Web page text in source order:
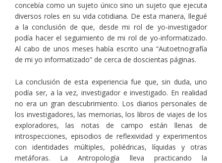
concebía como un sujeto único sino un sujeto que ejecuta
diversos roles en su vida cotidiana. De esta manera, llegué
a la conclusión de que, desde mi rol de yo-investigador
podía hacer el seguimiento de mi rol de yo-informatizado.
Al cabo de unos meses había escrito una “Autoetnografía
de mi yo informatizado” de cerca de doscientas páginas.
La conclusión de esta experiencia fue que, sin duda, uno
podía ser, a la vez, investigador e investigado. En realidad
no era un gran descubrimiento. Los diarios personales de
los investigadores, las memorias, los libros de viajes de los
exploradores, las notas de campo están llenas de
introspecciones, episodios de reflexividad y experimentos
con identidades múltiples, poliédricas, líquidas y otras
metáforas. La Antropología lleva practicando la